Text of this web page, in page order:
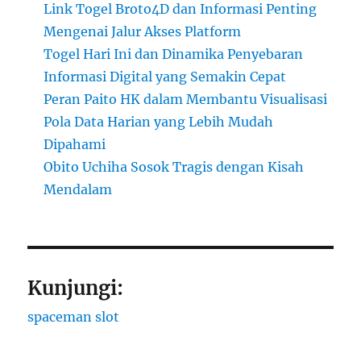
Link Togel Broto4D dan Informasi Penting
Mengenai Jalur Akses Platform
Togel Hari Ini dan Dinamika Penyebaran
Informasi Digital yang Semakin Cepat
Peran Paito HK dalam Membantu Visualisasi
Pola Data Harian yang Lebih Mudah
Dipahami
Obito Uchiha Sosok Tragis dengan Kisah
Mendalam
Kunjungi:
spaceman slot